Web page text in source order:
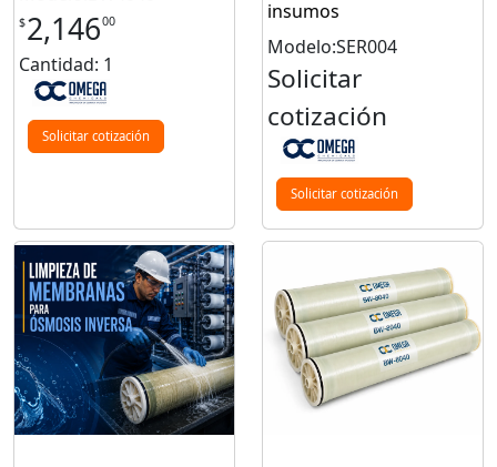
$2,14600
Cantidad: 1
Solicitar cotización
insumos
Modelo:SER004
Solicitar
cotización
Solicitar cotización